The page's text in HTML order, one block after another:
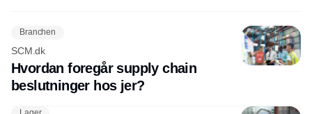
Branchen
SCM.dk
Hvordan foregår supply chain
beslutninger hos jer?